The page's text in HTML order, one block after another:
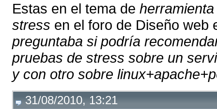
Estas en el tema de
stress en el foro de Diseño web
preguntaba si podría
pruebas de stress sobre un
y con otro sobre
31/08/2010, 13:21